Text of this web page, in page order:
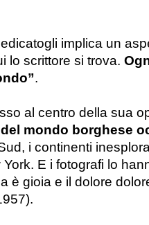
implica un
lo scrittore si trova.
.
al centro della sua
mondo borghese
i continenti
E i fotografi lo
è gioia e il dolore